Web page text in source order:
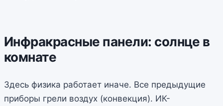
Инфракрасные панели: солнце в
комнате
Здесь физика работает иначе. Все предыдущие
приборы грели воздух (конвекция). ИК-